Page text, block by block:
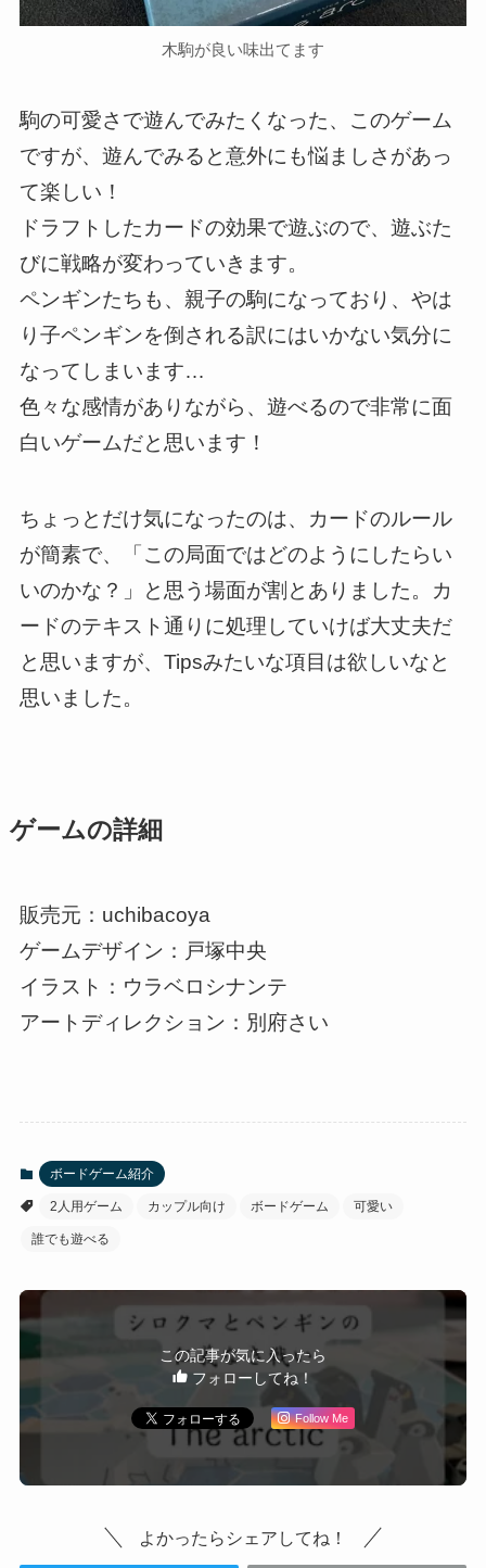
木駒が良い味出てます
駒の可愛さで遊んでみたくなった、このゲーム
ですが、遊んでみると意外にも悩ましさがあっ
て楽しい！
ドラフトしたカードの効果で遊ぶので、遊ぶた
びに戦略が変わっていきます。
ペンギンたちも、親子の駒になっており、やは
り子ペンギンを倒される訳にはいかない気分に
なってしまいます…
色々な感情がありながら、遊べるので非常に面
白いゲームだと思います！
ちょっとだけ気になったのは、カードのルール
が簡素で、「この局面ではどのようにしたらい
いのかな？」と思う場面が割とありました。カ
ードのテキスト通りに処理していけば大丈夫だ
と思いますが、Tipsみたいな項目は欲しいなと
思いました。
ゲームの詳細
販売元：uchibacoya
ゲームデザイン：戸塚中央
イラスト：ウラベロシナンテ
アートディレクション：別府さい
ボードゲーム紹介
2人用ゲーム カップル向け ボードゲーム 可愛い
誰でも遊べる
この記事が気に入ったら
フォローしてね！
Follow Me
よかったらシェアしてね！